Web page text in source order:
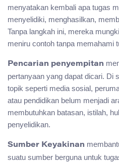
menyatakan kembali apa tugas
menyelidiki, menghasilkan,
Tanpa langkah ini, mereka
meniru contoh tanpa memahami
Pencarian penyempitan
pertanyaan yang dapat dicari. Di
topik seperti media sosial,
atau pendidikan belum menjadi
membutuhkan batasan, istilah,
penyelidikan.
Sumber Keyakinan
suatu sumber berguna untuk